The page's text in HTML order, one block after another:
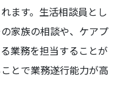
ます。生活相談員とし
家族の相談や、ケアプ
業務を担当することが
とで業務遂行能力が高